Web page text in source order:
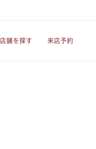
店舗を探す 来店予約